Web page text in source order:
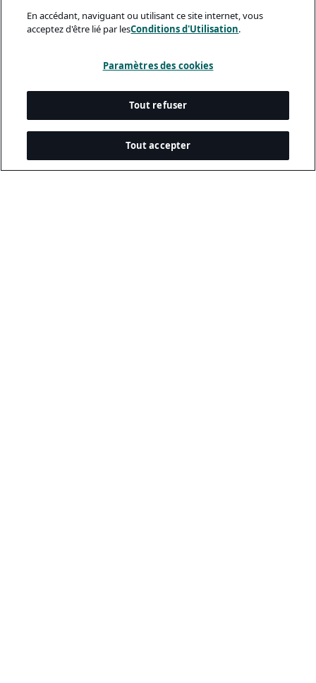
En accédant, naviguant ou utilisant ce site internet, vous
acceptez d'être lié par lesConditions d'Utilisation.
Paramètres des cookies
Tout refuser
Tout accepter